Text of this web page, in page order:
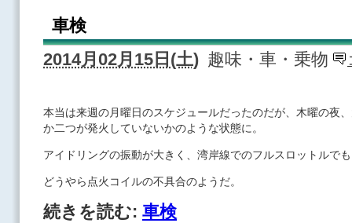
車検
2014月02月15日(土) 趣味・車・乗物
本当は来週の月曜日のスケジュールだったのだが、木曜の夜
か二つが発火していないかのような状態に。
アイドリングの振動が大きく、湾岸線でのフルスロットルで
どうやら点火コイルの不具合のようだ。
続きを読む: 車検